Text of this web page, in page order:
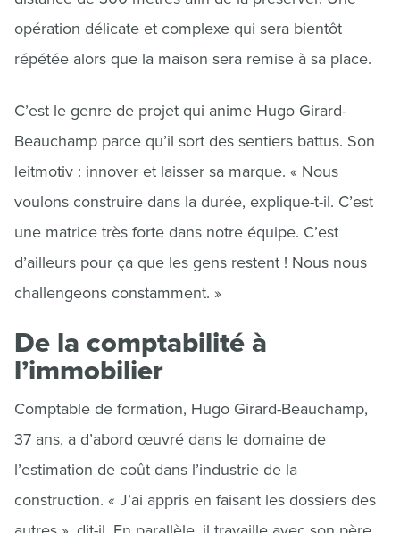
opération délicate et complexe qui sera bientôt
répétée alors que la maison sera remise à sa place.
C’est le genre de projet qui anime Hugo Girard-
Beauchamp parce qu’il sort des sentiers battus. Son
leitmotiv : innover et laisser sa marque. « Nous
voulons construire dans la durée, explique-t-il. C’est
une matrice très forte dans notre équipe. C’est
d’ailleurs pour ça que les gens restent ! Nous nous
challengeons constamment. »
De la comptabilité à
l’immobilier
Comptable de formation, Hugo Girard-Beauchamp,
37 ans, a d’abord œuvré dans le domaine de
l’estimation de coût dans l’industrie de la
construction. « J’ai appris en faisant les dossiers des